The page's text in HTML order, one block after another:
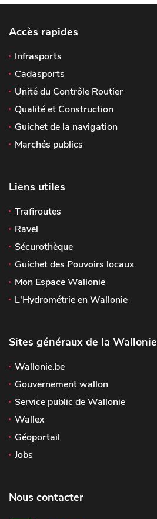
Accès rapides
Infrasports
Cadasports
Unité du Contrôle Routier
Qualité et Construction
Guichet de la navigation
Marchés publics
Liens utiles
Trafiroutes
Ravel
Sécurothèque
Guichet des Pouvoirs locaux
Mon Espace Wallonie
L'Hydrométrie en Wallonie
Sites généraux de la Wallonie
Wallonie.be
Gouvernement wallon
Service public de Wallonie
Wallex
Géoportail
Jobs
Nous contacter